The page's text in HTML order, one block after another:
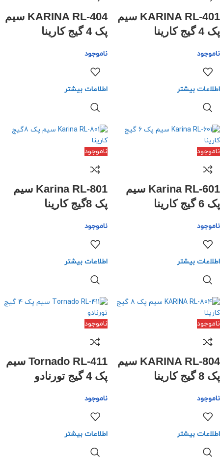
KARINA RL-401 سیم
پک 4 گیج کارینا
ناموجود
اطلاعات بیشتر
KARINA RL-404 سیم
پک 4 گیج کارینا
ناموجود
اطلاعات بیشتر
ناموجود
Karina RL-601 سیم
پک 6 گیج کارینا
ناموجود
اطلاعات بیشتر
ناموجود
Karina RL-801 سیم
پک 8گیج کارینا
ناموجود
اطلاعات بیشتر
ناموجود
KARINA RL-804 سیم
پک 8 گیج کارینا
ناموجود
اطلاعات بیشتر
ناموجود
Tornado RL-411 سیم
پک 4 گیج تورنادو
ناموجود
اطلاعات بیشتر